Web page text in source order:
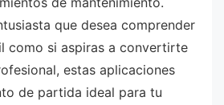
que desea comprender
como si aspiras a convertirte
estas aplicaciones
de partida ideal para tu